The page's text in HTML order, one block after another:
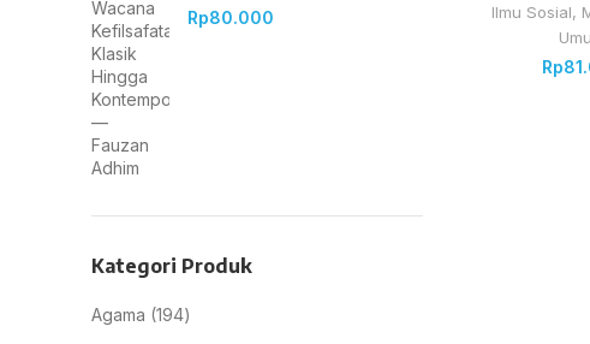
Rp80.000
Kategori Produk
Agama 194
Ilmu Sosial,
Rp